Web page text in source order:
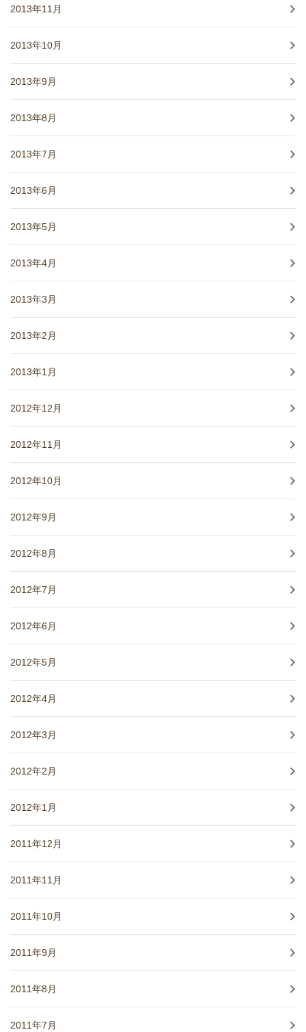
2013年11月
2013年10月
2013年9月
2013年8月
2013年7月
2013年6月
2013年5月
2013年4月
2013年3月
2013年2月
2013年1月
2012年12月
2012年11月
2012年10月
2012年9月
2012年8月
2012年7月
2012年6月
2012年5月
2012年4月
2012年3月
2012年2月
2012年1月
2011年12月
2011年11月
2011年10月
2011年9月
2011年8月
2011年7月